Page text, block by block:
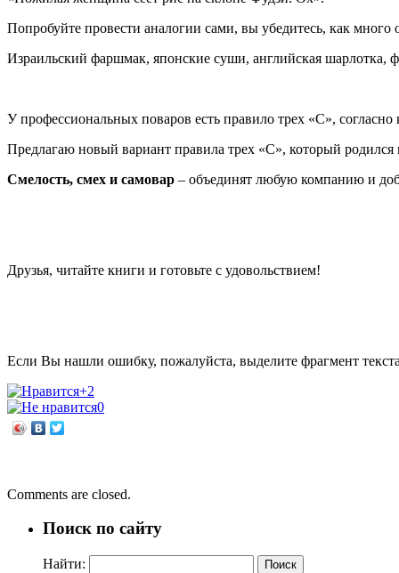
Попробуйте провести аналогии сами, вы убедитесь, как много
Израильский фаршмак, японские суши, английская шарлотка,
У профессиональных поваров есть правило трех «С»,
Предлагаю новый вариант правила трех «С», который родился
Смелость, смех и самовар – объединят любую компанию и
Друзья, читайте книги и готовьте с удовольствием!
Если Вы нашли ошибку, пожалуйста, выделите фрагмент
+2
0
Comments are closed.
Поиск по сайту
Найти: